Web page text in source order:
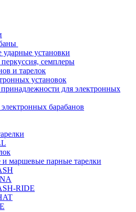
установки
семплеры
и тарелок
установок
для электронных
барабанов
и маршевые парные тарелки
RIDE